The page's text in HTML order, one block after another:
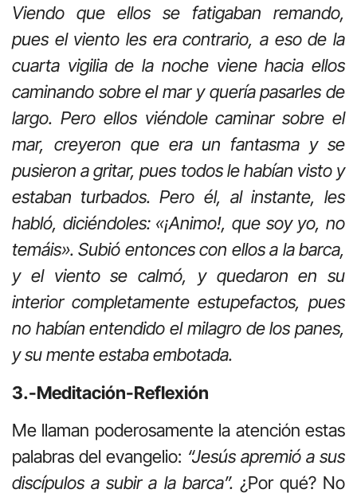
Viendo que ellos se fatigaban remando,
pues el viento les era contrario, a eso de la
cuarta vigilia de la noche viene hacia ellos
caminando sobre el mar y quería pasarles de
largo. Pero ellos viéndole caminar sobre el
mar, creyeron que era un fantasma y se
pusieron a gritar, pues todos le habían visto y
estaban turbados. Pero él, al instante, les
habló, diciéndoles: «¡Animo!, que soy yo, no
temáis». Subió entonces con ellos a la barca,
y el viento se calmó, y quedaron en su
interior completamente estupefactos, pues
no habían entendido el milagro de los panes,
y su mente estaba embotada.
3.-Meditación-Reflexión
Me llaman poderosamente la atención estas
palabras del evangelio: “Jesús apremió a sus
discípulos a subir a la barca”. ¿Por qué? No